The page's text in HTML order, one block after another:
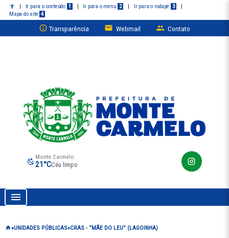
| Ir para o conteúdo 1 | Ir para o menu 2 | Ir para o rodapé 3
|
Mapa do site 4
Transparência Webmail Contato
Monte Carmelo
21°CCéu limpo
UNIDADES PÚBLICAS CRAS - “MÃE DO LEU” (LAGOINHA)